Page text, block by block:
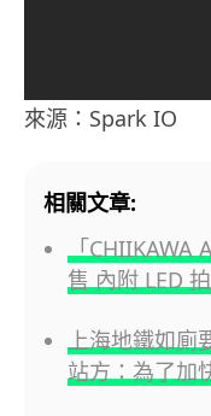
來源：Spark IO
相關文章:
「CHIIKAWA
售 內附 LED
上海地鐵如廁
站方：為了加